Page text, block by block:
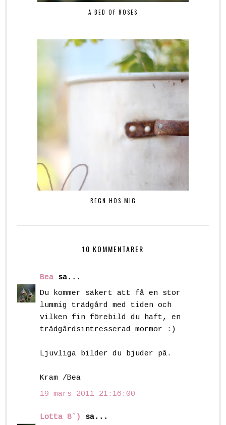
A BED OF ROSES
REGN HOS MIG
10 KOMMENTARER
Bea sa...
Du kommer säkert att få en stor
lummig trädgård med tiden och
vilken fin förebild du haft, en
trädgårdsintresserad mormor :)
Ljuvliga bilder du bjuder på.
Kram /Bea
19 mars 2011 21:16:00
Lotta 8`)
sa...